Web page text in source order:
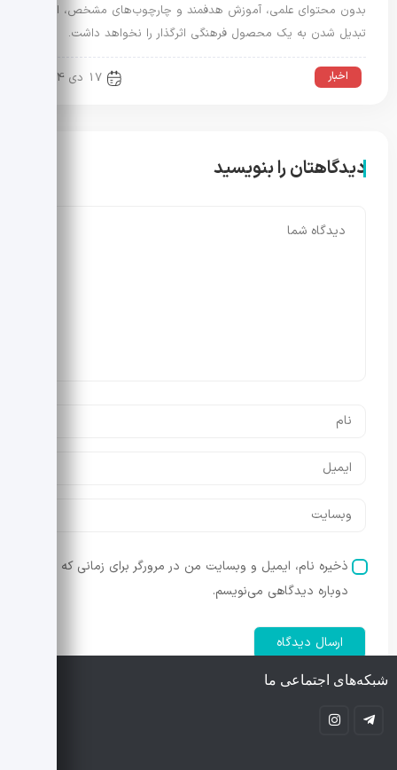
بدون محتوای علمی، آموزش هدفمند و چارچوب‌های مشخص، امکان
تبدیل شدن به یک محصول فرهنگی اثرگذار را نخواهد داشت.
اخبار 17 دی 1404
دیدگاهتان را بنویسید
ذخیره نام، ایمیل و وبسایت من در مرورگر برای زمانی که
دوباره دیدگاهی می‌نویسم.
شبکه‌های اجتماعی ما